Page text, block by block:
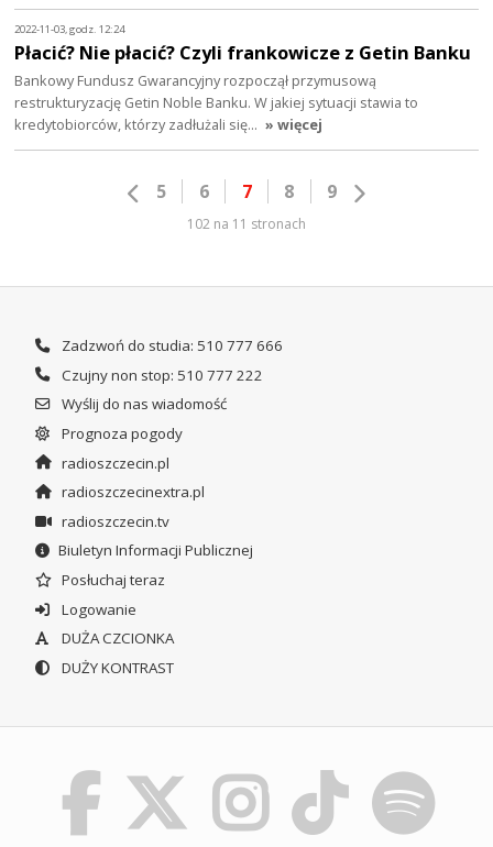
2022-11-03, godz. 12:24
Płacić? Nie płacić? Czyli frankowicze z Getin Banku
Bankowy Fundusz Gwarancyjny rozpoczął przymusową
restrukturyzację Getin Noble Banku. W jakiej sytuacji stawia to
kredytobiorców, którzy zadłużali się… » więcej
5 6 7 8 9
102 na 11 stronach
Zadzwoń do studia: 510 777 666
Czujny non stop: 510 777 222
Wyślij do nas wiadomość
Prognoza pogody
radioszczecin.pl
radioszczecinextra.pl
radioszczecin.tv
Biuletyn Informacji Publicznej
Posłuchaj teraz
Logowanie
DUŻA CZCIONKA
DUŻY KONTRAST